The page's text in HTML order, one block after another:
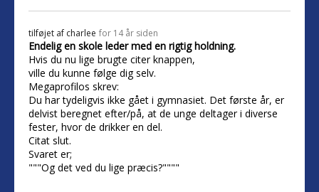
tilføjet af charlee for 14 år siden
Endelig en skole leder med en rigtig holdning.
Hvis du nu lige brugte citer knappen,
ville du kunne følge dig selv.
Megaprofilos skrev:
Du har tydeligvis ikke gået i gymnasiet. Det første år, er
delvist beregnet efter/på, at de unge deltager i diverse
fester, hvor de drikker en del.
Citat slut.
Svaret er;
"""Og det ved du lige præcis?""""